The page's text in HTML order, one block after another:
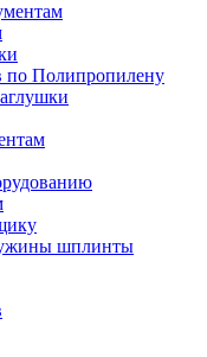
по Полипропилену
шплинты